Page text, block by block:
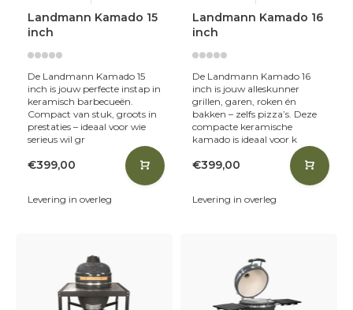
Perfecte temperatuur controle— van lage,
langzame garing tot hoge grilltemperaturen.
Veelzijdig koken— grillen, roken, bakken én slow-
cooking met één apparaat.
Sappige gerechten vol smaak— de keramische
isolatie behoudt vocht en aroma’s.
Of je nu sappige steaks, malse spareribs of de perfecte
pizza wilt bakken — met een Landmann kamado wordt
Voor elk wat wils
Bij Skoy Outdoor Cooking vind je
verschillende
modellen Landmann kamado’s
Landmann Kamado 15
inch
De Landmann Kamado 15
inch is jouw perfecte instap in
keramisch barbecueën.
Compact van stuk, groots in
prestaties – ideaal voor wie
serieus wil gr
€399,00
Levering in overleg
Landmann Kamado 16
inch
De Landmann Kamado 16
inch is jouw alleskunner
grillen, garen, roken én
bakken – zelfs pizza’s. Deze
compacte keramische
kamado is ideaal voor k
€399,00
Levering in overleg